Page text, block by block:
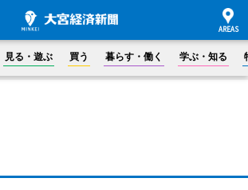
見る・遊ぶ 買う 暮らす・働く 学ぶ・知る